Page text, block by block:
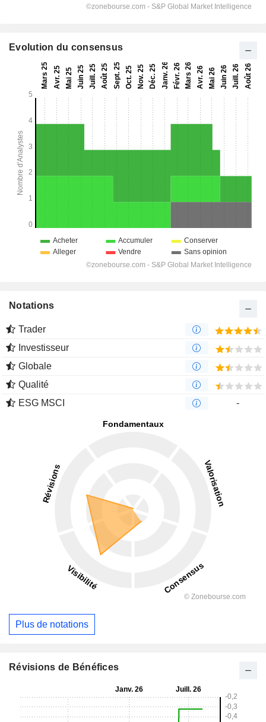
Evolution du consensus
Notations
Trader
Investisseur
Globale
Qualité
ESG MSCI
-
Plus de notations
Révisions de Bénéfices